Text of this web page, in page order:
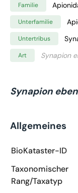
Familie
Unterfamilie
Untertribus
Art Synapion
Synapion
Allgemeines
BioKataster-ID
Taxonomischer
Rang/Taxatyp